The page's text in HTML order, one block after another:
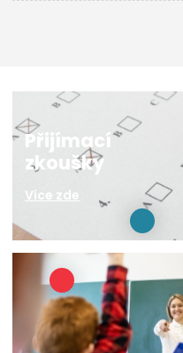
Přijímací
zkoušky
Více zde